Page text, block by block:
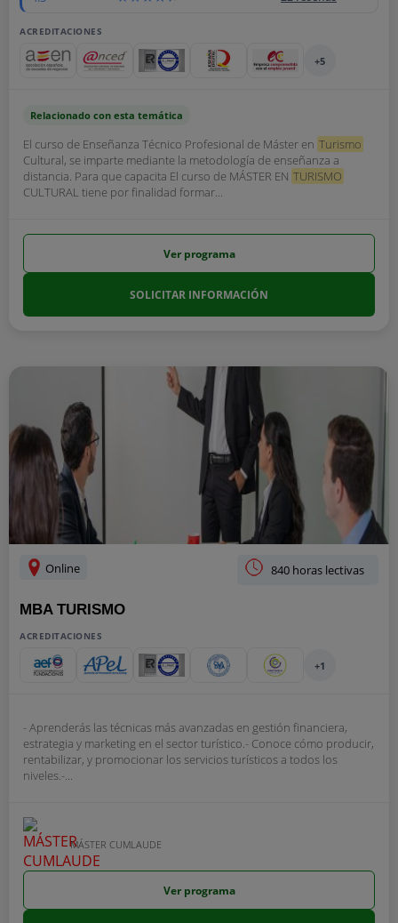
ACREDITACIONES
+5
Relacionado con esta temática
El curso de Enseñanza Técnico Profesional de Máster en Turismo
Cultural, se imparte mediante la metodología de enseñanza a
distancia. Para que capacita El curso de MÁSTER EN TURISMO
CULTURAL tiene por finalidad formar...
Ver programa
SOLICITAR INFORMACIÓN
Online 840 horas lectivas
MBA TURISMO
ACREDITACIONES
+1
- Aprenderás las técnicas más avanzadas en gestión financiera,
estrategia y marketing en el sector turístico.- Conoce cómo producir,
rentabilizar, y promocionar los servicios turísticos a todos los
niveles.-...
MÁSTER CUMLAUDE
Ver programa